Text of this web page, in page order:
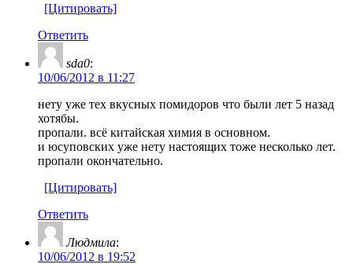
[Цитировать]
Ответить
sda0:
10/06/2012 в 11:27
нету уже тех вкусных помидоров что были лет 5 назад
хотябы.
пропали. всё китайская химия в основном.
и юсуповских уже нету настоящих тоже несколько лет.
пропали окончательно.
[Цитировать]
Ответить
Людмила:
10/06/2012 в 19:52